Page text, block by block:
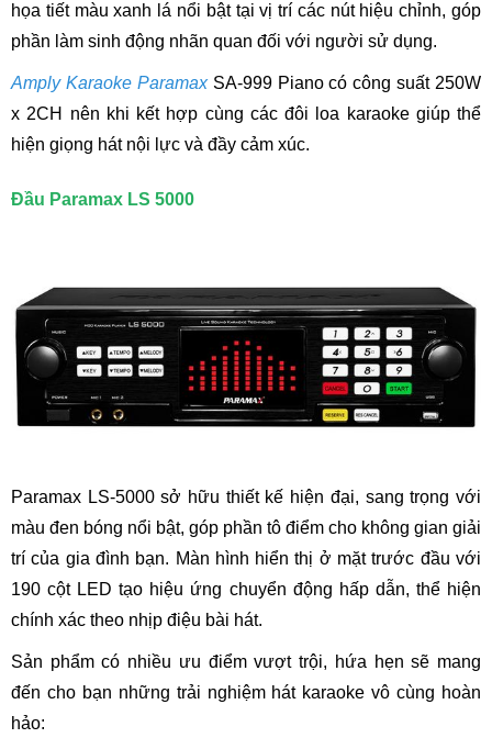
họa tiết màu xanh lá nổi bật tại vị trí các nút hiệu chỉnh, góp
phần làm sinh động nhãn quan đối với người sử dụng.
Amply Karaoke ParamaxSA-999 Piano có công suất 250W
x 2CH nên khi kết hợp cùng các đôi loa karaoke giúp thể
hiện giọng hát nội lực và đầy cảm xúc.
Đầu Paramax LS 5000
Paramax LS-5000 sở hữu thiết kế hiện đại, sang trọng với
màu đen bóng nổi bật, góp phần tô điểm cho không gian giải
trí của gia đình bạn. Màn hình hiển thị ở mặt trước đầu với
190 cột LED tạo hiệu ứng chuyển động hấp dẫn, thể hiện
chính xác theo nhịp điệu bài hát.
Sản phẩm có nhiều ưu điểm vượt trội, hứa hẹn sẽ mang
đến cho bạn những trải nghiệm hát karaoke vô cùng hoàn
hảo: